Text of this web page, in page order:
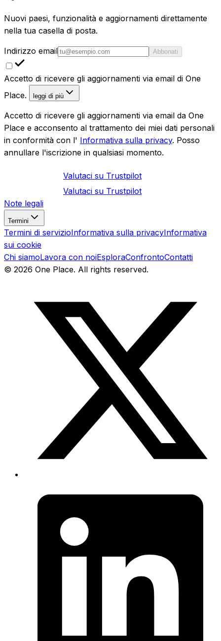
Nuovi paesi, funzionalità e aggiornamenti direttamente
nella tua casella di posta.
Indirizzo email Abbonati
Accetto di ricevere gli aggiornamenti via email di One
Place.
leggi di più
Accetto di ricevere gli aggiornamenti via email da One
Place e acconsento al trattamento dei miei dati personali
in conformità con l' Informativa sulla privacy. Posso
annullare l'iscrizione in qualsiasi momento.
Valutaci su Trustpilot
Valutaci su Trustpilot
Note legali
Termini
Termini di servizioInformativa sulla privacyInformativa
sui cookie
Chi siamoLavora con noiEsploraConfrontoContatti
© 2026 One Place. All rights reserved.